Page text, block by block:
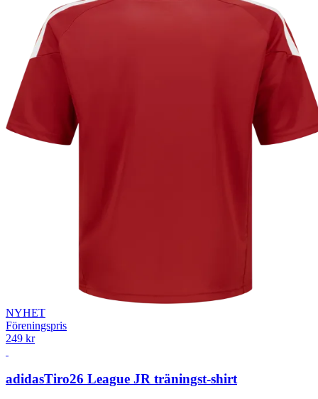
NYHET
Föreningspris
249 kr
adidasTiro26 League JR träningst-shirt